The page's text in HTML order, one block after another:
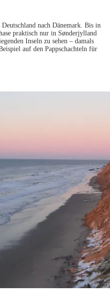
Deutschland nach Dänemark. Bis in
praktisch nur in Sønderjylland
Inseln zu sehen – damals
auf den Pappschachteln für